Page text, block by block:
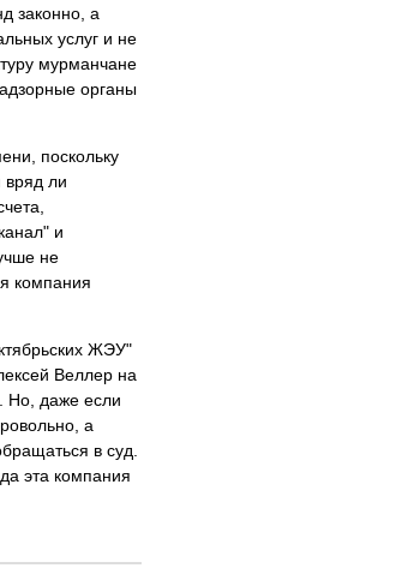
законно, а
услуг и не
мурманчане
органы
поскольку
вряд ли
и
не
компания
ЖЭУ"
Веллер на
Но, даже если
а
в суд.
эта компания